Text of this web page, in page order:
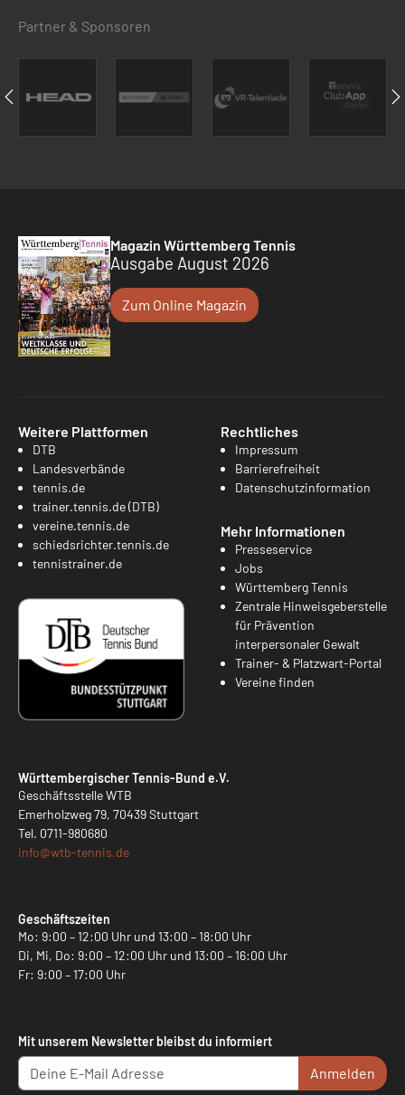
Partner & Sponsoren
Magazin Württemberg Tennis
Ausgabe August 2026
Zum Online Magazin
Weitere Plattformen
DTB
Landesverbände
tennis.de
trainer.tennis.de (DTB)
vereine.tennis.de
schiedsrichter.tennis.de
tennistrainer.de
Rechtliches
Impressum
Barrierefreiheit
Datenschutzinformation
Mehr Informationen
Presseservice
Jobs
Württemberg Tennis
Zentrale Hinweisgeberstelle
für Prävention
interpersonaler Gewalt
Trainer- & Platzwart-Portal
Vereine finden
Württembergischer Tennis-Bund e.V.
Geschäftsstelle WTB
Emerholzweg 79, 70439 Stuttgart
Tel. 0711-980680
info@wtb-tennis.de
Geschäftszeiten
Mo: 9:00 – 12:00 Uhr und 13:00 – 18:00 Uhr
Di, Mi, Do: 9:00 – 12:00 Uhr und 13:00 – 16:00 Uhr
Fr: 9:00 – 17:00 Uhr
Mit unserem Newsletter bleibst du informiert
Anmelden